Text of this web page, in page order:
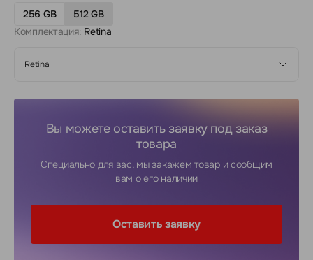
256 GB
512 GB
Комплектация: Retina
Retina
Вы можете оставить заявку под заказ
товара
Специально для вас, мы закажем товар и сообщим
вам о его наличии
Оставить заявку